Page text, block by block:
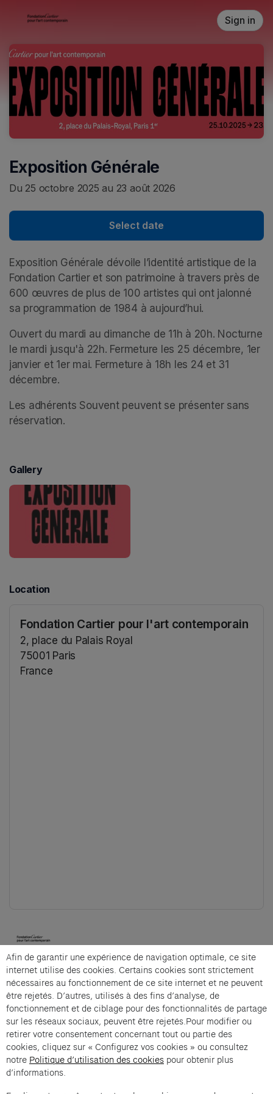
Sign in
Exposition Générale
Du 25 octobre 2025 au 23 août 2026
Select date
Exposition Générale dévoile l’identité artistique de la
Fondation Cartier et son patrimoine à travers près de
600 œuvres de plus de 100 artistes qui ont jalonné
sa programmation de 1984 à aujourd’hui.
Ouvert du mardi au dimanche de 11h à 20h. Nocturne
le mardi jusqu'à 22h. Fermeture les 25 décembre, 1er
janvier et 1er mai. Fermeture à 18h les 24 et 31
décembre.
Les adhérents Souvent peuvent se présenter sans
réservation.
Gallery
Location
Fondation Cartier pour l'art contemporain
2, place du Palais Royal
75001 Paris
France
Cartier et Compagnie
Exposition Générale is an offer from Cartier et
Compagnie .
Imprint of the organizer(opens in a new tab)
Data privacy of the organizer(opens in
General terms and conditions of the organizer
Afin de garantir une expérience de navigation optimale, ce site
internet utilise des cookies. Certains cookies sont strictement
nécessaires au fonctionnement de ce site internet et ne peuvent
être rejetés. D’autres, utilisés à des fins d’analyse, de
fonctionnement et de ciblage pour des fonctionnalités de partage
sur les réseaux sociaux, peuvent être rejetés.Pour modifier ou
retirer votre consentement concernant tout ou partie des
cookies, cliquez sur « Configurez vos cookies » ou consultez
notre Politique d’utilisation des cookies pour obtenir plus
d’informations.